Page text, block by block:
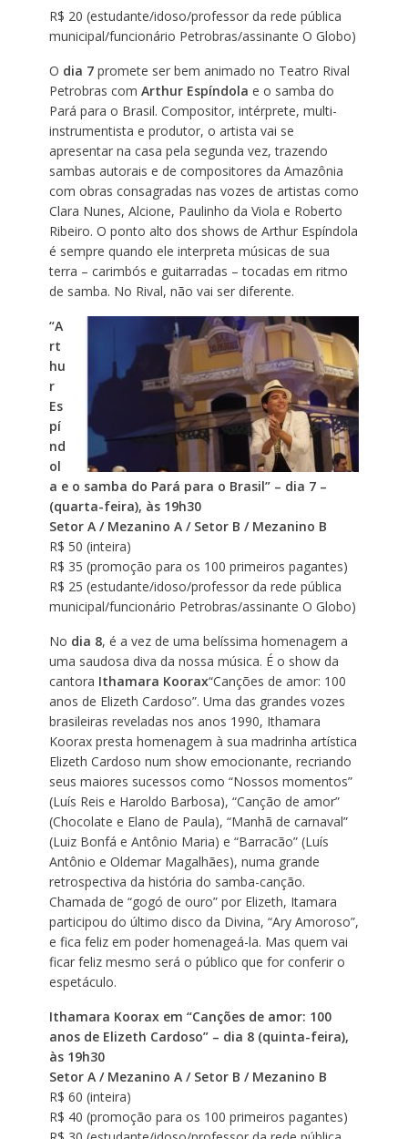
R$ 20 (estudante/idoso/professor da rede pública
municipal/funcionário Petrobras/assinante O Globo)
O dia 7promete ser bem animado no Teatro Rival
Petrobras com Arthur Espíndola e o samba do
Pará para o Brasil. Compositor, intérprete, multi-
instrumentista e produtor, o artista vai se
apresentar na casa pela segunda vez, trazendo
sambas autorais e de compositores da Amazônia
com obras consagradas nas vozes de artistas como
Clara Nunes, Alcione, Paulinho da Viola e Roberto
Ribeiro. O ponto alto dos shows de Arthur Espíndola
é sempre quando ele interpreta músicas de sua
terra – carimbós e guitarradas – tocadas em ritmo
de samba. No Rival, não vai ser diferente.
“A
rt
hu
r
Es
pí
nd
ol
a e o samba do Pará para o Brasil” – dia 7 –
(quarta-feira), às 19h30
Setor A / Mezanino A / Setor B / Mezanino B
R$ 50 (inteira)
R$ 35 (promoção para os 100 primeiros pagantes)
R$ 25 (estudante/idoso/professor da rede pública
municipal/funcionário Petrobras/assinante O Globo)
No dia 8, é a vez de uma belíssima homenagem a
uma saudosa diva da nossa música. É o show da
cantora Ithamara Koorax“Canções de amor: 100
anos de Elizeth Cardoso”. Uma das grandes vozes
brasileiras reveladas nos anos 1990, Ithamara
Koorax presta homenagem à sua madrinha artística
Elizeth Cardoso num show emocionante, recriando
seus maiores sucessos como “Nossos momentos”
(Luís Reis e Haroldo Barbosa), “Canção de amor”
(Chocolate e Elano de Paula), “Manhã de carnaval”
(Luiz Bonfá e Antônio Maria) e “Barracão” (Luís
Antônio e Oldemar Magalhães), numa grande
retrospectiva da história do samba-canção.
Chamada de “gogó de ouro” por Elizeth, Itamara
participou do último disco da Divina, “Ary Amoroso”,
e fica feliz em poder homenageá-la. Mas quem vai
ficar feliz mesmo será o público que for conferir o
espetáculo.
Ithamara Koorax em “Canções de amor: 100
anos de Elizeth Cardoso” – dia 8 (quinta-feira),
às 19h30
Setor A / Mezanino A / Setor B / Mezanino B
R$ 60 (inteira)
R$ 40 (promoção para os 100 primeiros pagantes)